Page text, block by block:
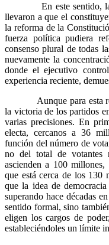
En este sentido, las
llevaron a que el
la reforma de la
fuerza política pudiera
consenso plural de todas
nuevamente la
donde el ejecutivo
experiencia reciente,
Aunque para esta
la victoria de los partidos
varias precisiones. En
electa, cercanos a 36
función del número de
no del total de votantes
ascienden a 100
que está cerca de los 130
que la idea de
superando hace décadas
sentido formal, sino
eligen los cargos de
estableciéndoles un límite